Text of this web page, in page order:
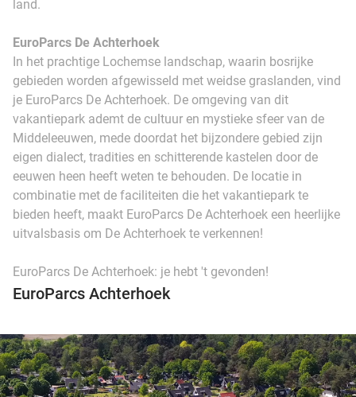
land.
EuroParcs De Achterhoek
In het prachtige Lochemse landschap, waarin bosrijke
gebieden worden afgewisseld met weidse graslanden, vind
je EuroParcs De Achterhoek. De omgeving van dit
vakantiepark ademt de cultuur en mystieke sfeer van de
Middeleeuwen, mede doordat het bijzondere gebied zijn
eigen dialect, tradities en schitterende kastelen door de
eeuwen heen heeft weten te behouden. De locatie in
combinatie met de faciliteiten die het vakantiepark te
bieden heeft, maakt EuroParcs De Achterhoek een heerlijke
uitvalsbasis om De Achterhoek te verkennen!
EuroParcs De Achterhoek: je hebt 't gevonden!
EuroParcs Achterhoek